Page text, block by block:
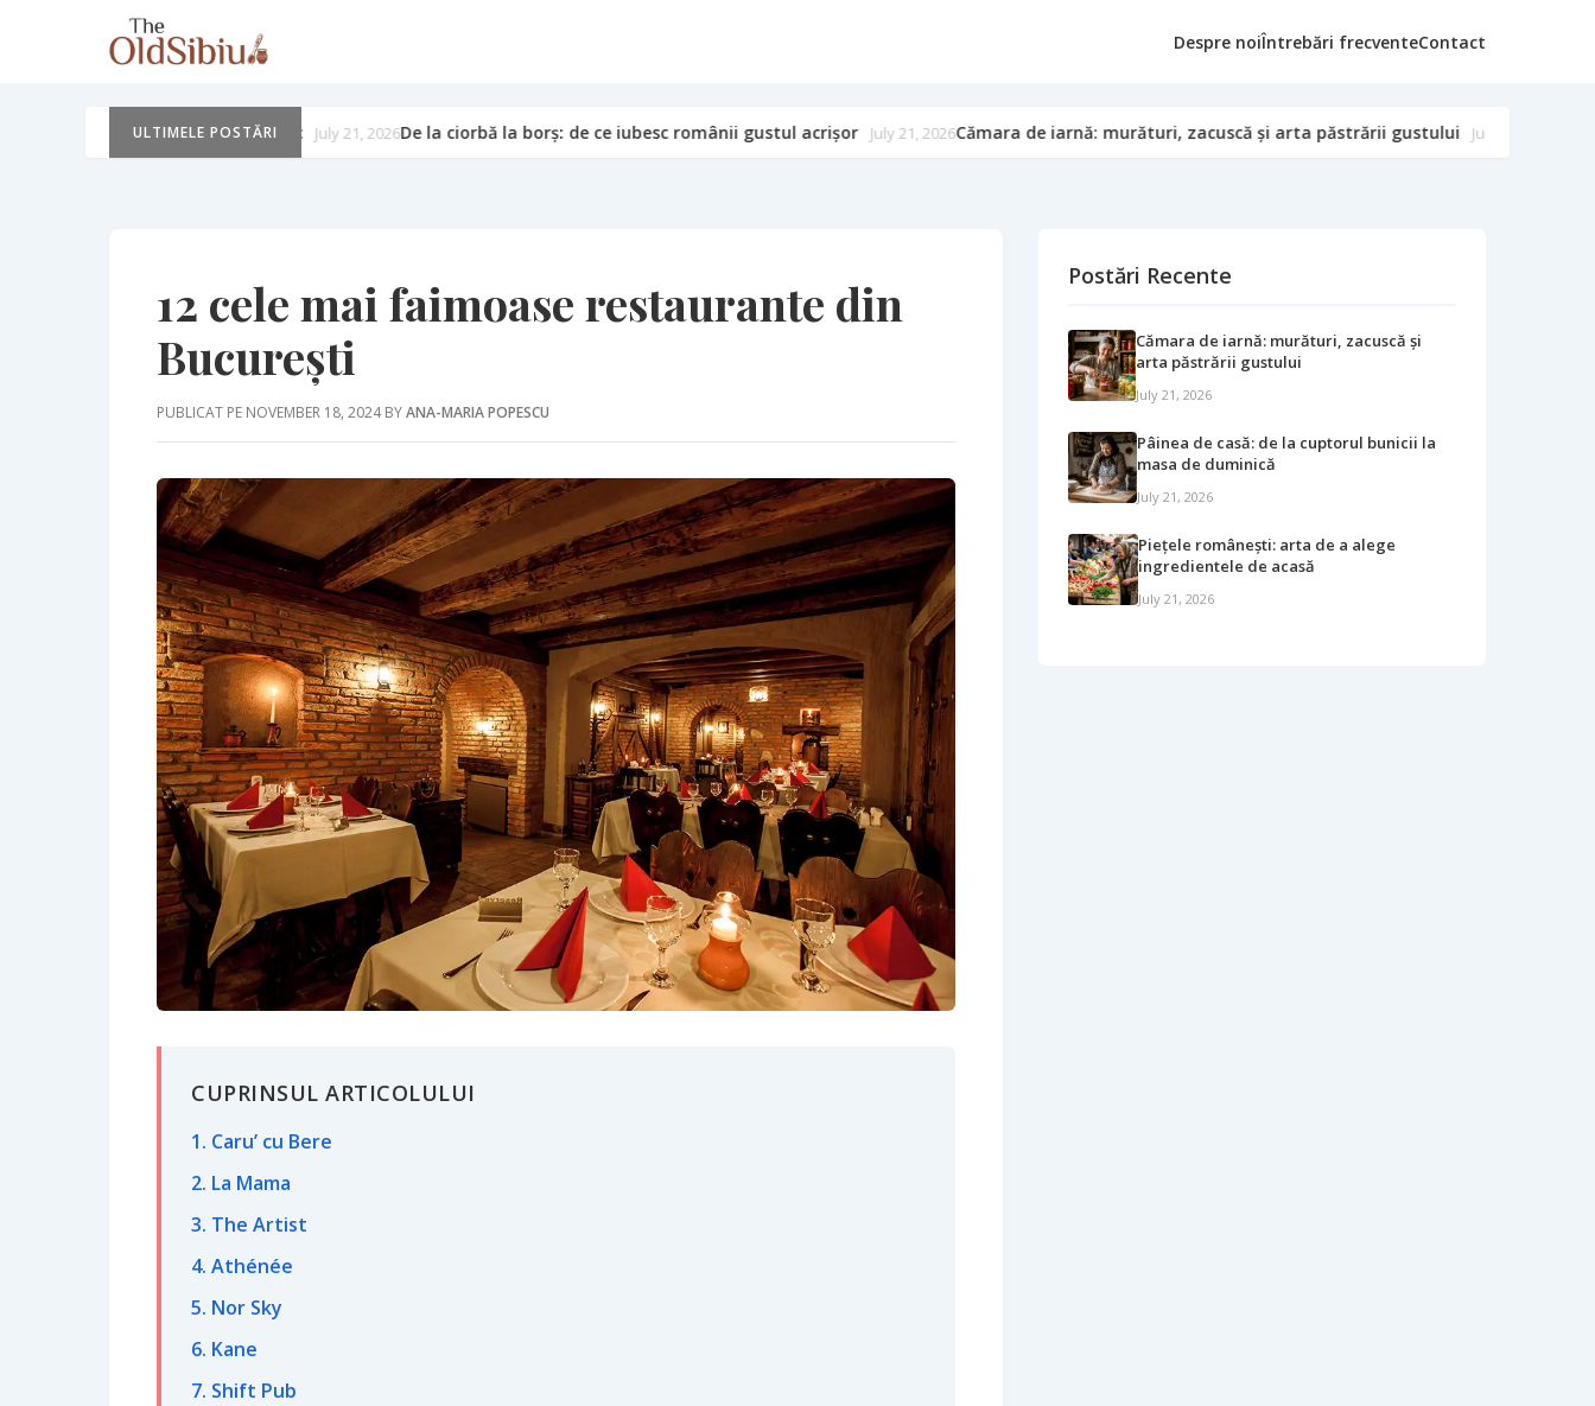
Despre noiÎntrebări frecventeContact
ULTIMELE POSTĂRI
De la ciorbă la borș: de ce iubesc românii gustul acrișor July 21, 2026Cămara de iarnă: murături, zacuscă și arta păstrării gustului July 21, 2026Pâinea de casă: de la cuptorul bunicii la
12 cele mai faimoase restaurante din
București
PUBLICAT PE NOVEMBER 18, 2024 BYANA-MARIA POPESCU
CUPRINSUL ARTICOLULUI
1. Caru’ cu Bere
2. La Mama
3. The Artist
4. Athénée
5. Nor Sky
6. Kane
7. Shift Pub
Postări Recente
Cămara de iarnă: murături, zacuscă și
arta păstrării gustului
July 21, 2026
Pâinea de casă: de la cuptorul bunicii la
masa de duminică
July 21, 2026
Piețele românești: arta de a alege
ingredientele de acasă
July 21, 2026